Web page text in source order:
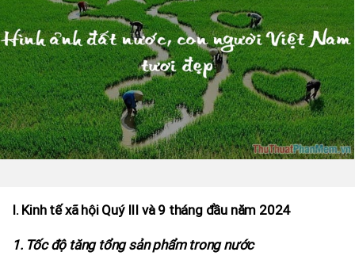
I. Kinh tế xã hội Quý III và 9 tháng đầu năm 2024
1. Tốc độ tăng tổng sản phẩm trong nước